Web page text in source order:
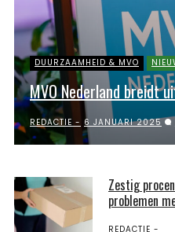
DUURZAAMHEID & MVO
MVO Nederland breidt
REDACTIE 6 JANUARI 2025
Zestig
problemen
REDACTIE